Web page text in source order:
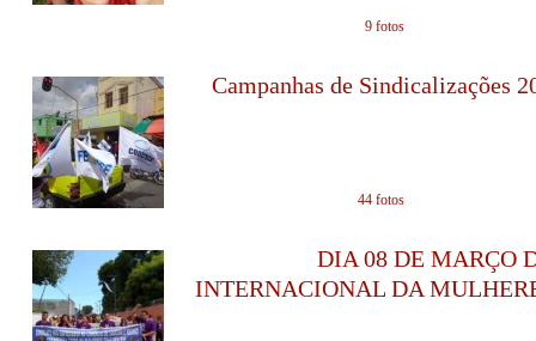
9 fotos
Campanhas de Sindicalizações
44 fotos
DIA 08 DE MARÇO
INTERNACIONAL DA